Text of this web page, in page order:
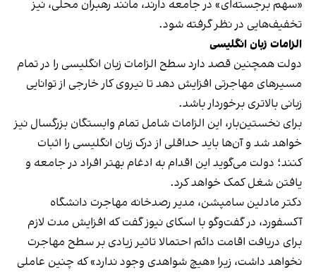
«سهم برجسته‌ای» در جامعه دارند، مانند رهبران محلی، نیز
تخفیف‌هایی در نظر گرفته شود.
الزامات زبان انگلیسی
دولت همچنین قصد دارد سطح الزامات زبان انگلیسی را در تمام
مسیرهای مهاجرتی افزایش دهد تا نیروی کار خارجی از توانایی
زبانی بالاتری برخوردار باشد.
برای نخستین‌بار، این الزامات شامل تمام وابستگان بزرگسال نیز
خواهد شد و آن‌ها باید حداقلی از درک زبان انگلیسی را اثبات
کنند؛ دولت می‌گوید این اقدام به ادغام بهتر افراد در جامعه و
یافتن شغل کمک خواهد کرد.
دکتر مادلین سامپشن، مدیر رصدخانه مهاجرت دانشگاه
آکسفورد، در گفت‌وگو با اسکای نیوز گفت که افزایش مدت لازم
برای دریافت اقامت دائم احتمالا تاثیر زیادی بر سطح مهاجرت
نخواهد داشت، زیرا «هیچ شواهدی وجود ندارد» که چنین عاملی